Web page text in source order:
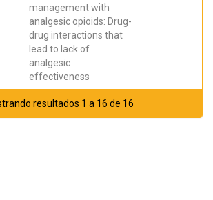
management with
analgesic opioids: Drug-
drug interactions that
lead to lack of
analgesic
effectiveness
resultados 1 a 16 de 16